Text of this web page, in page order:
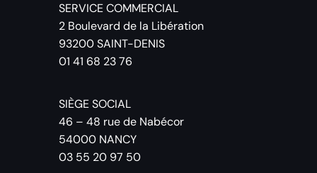
SERVICE COMMERCIAL
2 Boulevard de la Libération
93200 SAINT-DENIS
01 41 68 23 76
SIÈGE SOCIAL
46 – 48 rue de Nabécor
54000 NANCY
03 55 20 97 50